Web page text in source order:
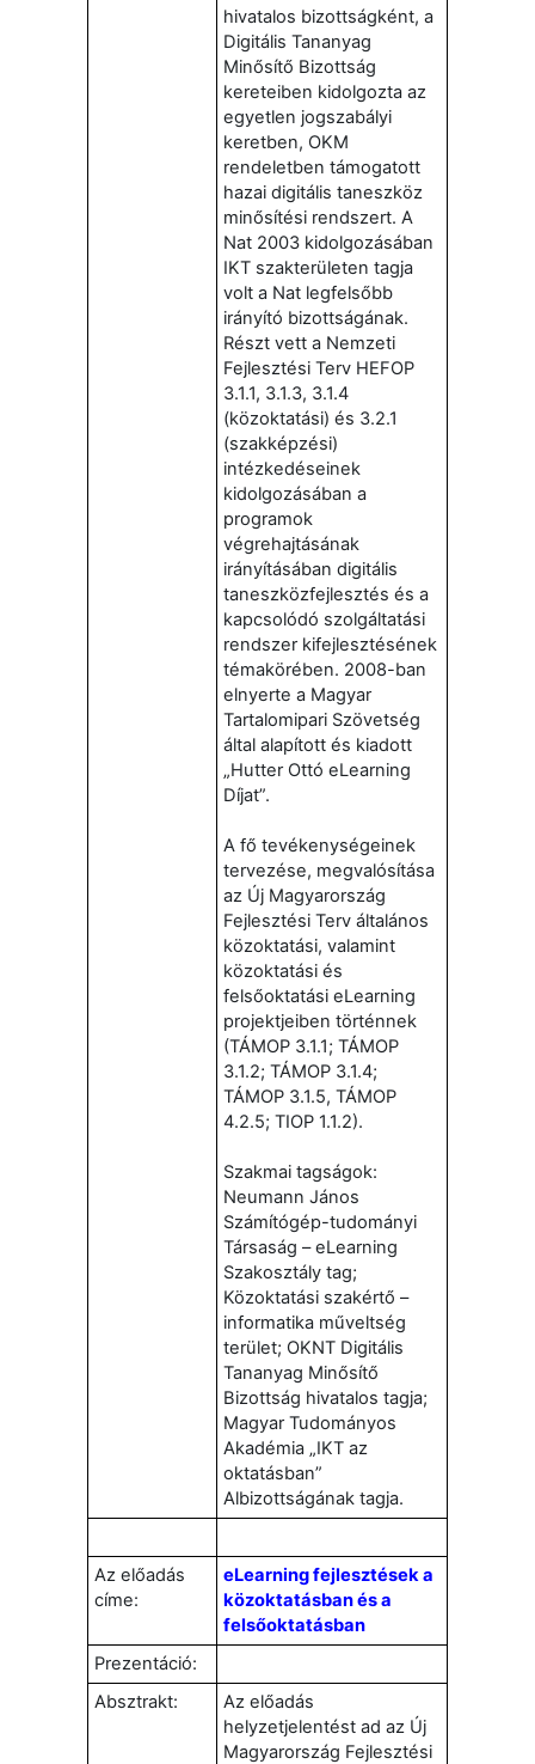
hivatalos bizottságként, a
Digitális Tananyag
Minősítő Bizottság
kereteiben kidolgozta az
egyetlen jogszabályi
keretben, OKM
rendeletben támogatott
hazai digitális taneszköz
minősítési rendszert. A
Nat 2003 kidolgozásában
IKT szakterületen tagja
volt a Nat legfelsőbb
irányító bizottságának.
Részt vett a Nemzeti
Fejlesztési Terv HEFOP
3.1.1, 3.1.3, 3.1.4
(közoktatási) és 3.2.1
(szakképzési)
intézkedéseinek
kidolgozásában a
programok
végrehajtásának
irányításában digitális
taneszközfejlesztés és a
kapcsolódó szolgáltatási
rendszer kifejlesztésének
témakörében. 2008-ban
elnyerte a Magyar
Tartalomipari Szövetség
által alapított és kiadott
„Hutter Ottó eLearning
Díjat”.
A fő tevékenységeinek
tervezése, megvalósítása
az Új Magyarország
Fejlesztési Terv általános
közoktatási, valamint
közoktatási és
felsőoktatási eLearning
projektjeiben történnek
(TÁMOP 3.1.1; TÁMOP
3.1.2; TÁMOP 3.1.4;
TÁMOP 3.1.5, TÁMOP
4.2.5; TIOP 1.1.2).
Szakmai tagságok:
Neumann János
Számítógép-tudományi
Társaság – eLearning
Szakosztály tag;
Közoktatási szakértő –
informatika műveltség
terület; OKNT Digitális
Tananyag Minősítő
Bizottság hivatalos tagja;
Magyar Tudományos
Akadémia „IKT az
oktatásban”
Albizottságának tagja.
Az előadás
címe:
eLearning fejlesztések a
közoktatásban és a
felsőoktatásban
Prezentáció:
Absztrakt:
Az előadás
helyzetjelentést ad az Új
Magyarország Fejlesztési